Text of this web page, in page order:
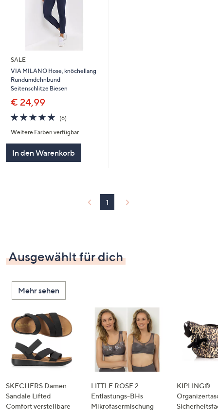
SALE
VIA MILANO Hose, knöchellang
Rundumdehnbund
Seitenschlitze Biesen
€ 24,99
4.8
von
5
(6)6
Weitere Farben verfügbar
In den Warenkorb
1
Ausgewählt für dich
Mehr sehen
SKECHERS Damen-
Sandale Lifted
Comfort verstellbare
LITTLE ROSE 2
Entlastungs-BHs
Mikrofasermischung
KIPLING®